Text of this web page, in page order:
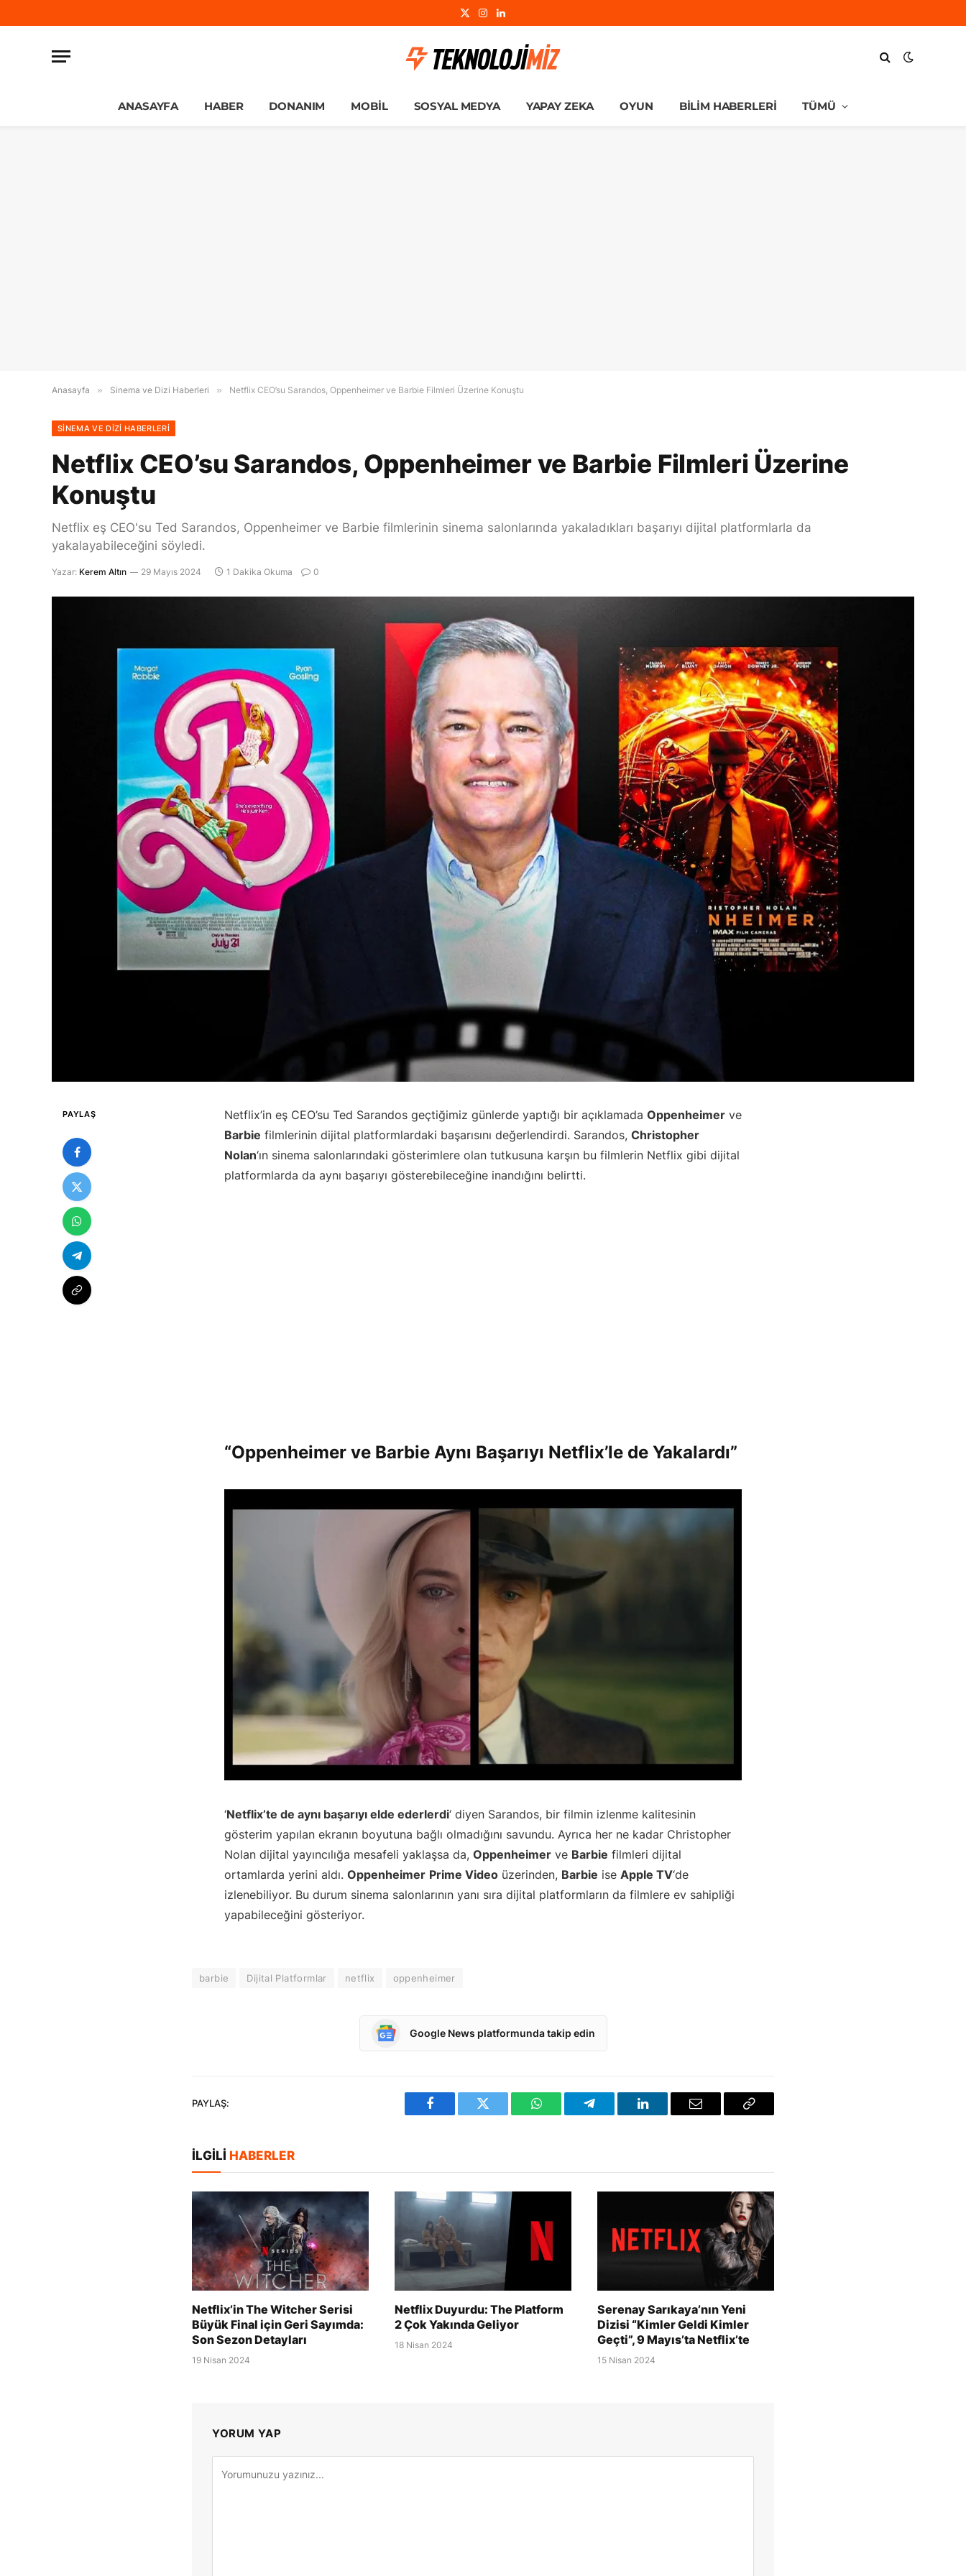
X
Instagram
LinkedIn
ANASAYFA HABER DONANIM MOBIL SOSYAL MEDYA YAPAY ZEKA OYUN BILIM HABERLERI TÜMÜ
Anasayfa » Sinema ve Dizi Haberleri » Netflix CEO’su Sarandos, Oppenheimer ve Barbie Filmleri Üzerine Konuştu
SINEMA VE DIZI HABERLERI
Netflix CEO’su Sarandos, Oppenheimer ve Barbie Filmleri Üzerine
Konuştu
Netflix eş CEO'su Ted Sarandos, Oppenheimer ve Barbie filmlerinin sinema salonlarında yakaladıkları başarıyı dijital platformlarla da
yakalayabileceğini söyledi.
Yazar: Kerem Altın 29 Mayıs 2024 1 Dakika Okuma 0
PAYLAŞ Netflix’in eş CEO’su Ted Sarandos geçtiğimiz günlerde yaptığı bir açıklamada Oppenheimer ve
Barbie filmlerinin dijital platformlardaki başarısını değerlendirdi. Sarandos, Christopher
Nolan‘ın sinema salonlarındaki gösterimlere olan tutkusuna karşın bu filmlerin Netflix gibi dijital
platformlarda da aynı başarıyı gösterebileceğine inandığını belirtti.
“Oppenheimer ve Barbie Aynı Başarıyı Netflix’le de Yakalardı”
‘Netflix’te de aynı başarıyı elde ederlerdi‘ diyen Sarandos, bir filmin izlenme kalitesinin
gösterim yapılan ekranın boyutuna bağlı olmadığını savundu. Ayrıca her ne kadar Christopher
Nolan dijital yayıncılığa mesafeli yaklaşsa da, Oppenheimer ve Barbie filmleri dijital
ortamlarda yerini aldı. Oppenheimer Prime Video üzerinden, Barbie ise Apple TV‘de
izlenebiliyor. Bu durum sinema salonlarının yanı sıra dijital platformların da filmlere ev sahipliği
yapabileceğini gösteriyor.
barbie Dijital Platformlar netflix oppenheimer
Google News platformunda takip edin
PAYLAŞ:
Facebook Twitter WhatsAppTelegram LinkedIn E-
Bağlantıyı
İLGILI HABERLER
Netflix’in The Witcher Serisi
Büyük Final için Geri Sayımda:
Son Sezon Detayları
19 Nisan 2024
Netflix Duyurdu: The Platform
2 Çok Yakında Geliyor
18 Nisan 2024
Serenay Sarıkaya’nın Yeni
Dizisi “Kimler Geldi Kimler
Geçti”, 9 Mayıs’ta Netflix’te
15 Nisan 2024
YORUM YAP